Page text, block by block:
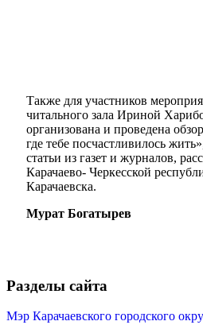
Также для участников
читального зала Ириной
организована и проведена
где тебе посчастливилось
статьи из газет и журналов,
Карачаево- Черкесской
Карачаевска.
Мурат Богатырев
Разделы сайта
Мэр Карачаевского городского
Мэр